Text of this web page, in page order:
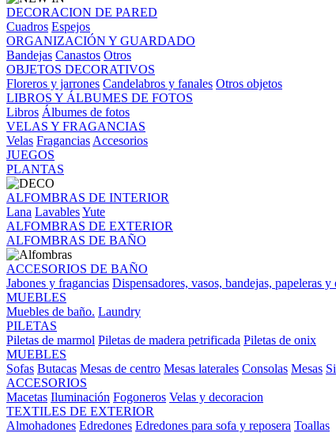
DECORACION DE PARED
Cuadros Espejos
ORGANIZACIÓN Y GUARDADO
Bandejas Canastos Otros
OBJETOS DECORATIVOS
Floreros y jarrones Candelabros y fanales Otros objetos
LIBROS Y ÁLBUMES DE FOTOS
Libros Álbumes de fotos
VELAS Y FRAGANCIAS
Velas Fragancias Accesorios
JUEGOS
PLANTAS
ALFOMBRAS DE INTERIOR
Lana LavablesYute
ALFOMBRAS DE EXTERIOR
ALFOMBRAS DE BAÑO
ACCESORIOS DE BAÑO
Jabones y fragancias Dispensadores, vasos, bandejas, papeleras y
MUEBLES
Muebles de baño. Laundry
PILETAS
Piletas de marmol Piletas de madera petrificada Piletas de onix
MUEBLES
Sofas Butacas Mesas de centro Mesas laterales Consolas Mesas
ACCESORIOS
Macetas Iluminación Fogoneros Velas y decoracion
TEXTILES DE EXTERIOR
Almohadones Edredones Edredones para sofa y reposera Toallas